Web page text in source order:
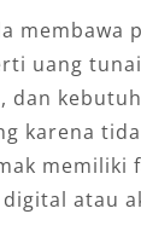
membawa
uang
dan
karena
memiliki
atau